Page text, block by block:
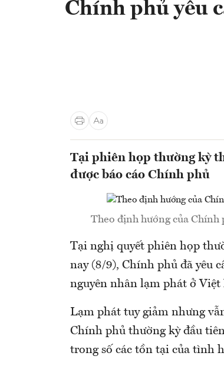
Chính phủ yêu
Tại phiên họp thường kỳ
được báo cáo Chính phủ
Theo định hướng của Chính
Tại nghị quyết phiên họp
nay (8/9), Chính phủ đã yêu
nguyên nhân lạm phát ở Việt
Lạm phát tuy giảm nhưng
Chính phủ thường kỳ đầu
trong số các tồn tại của tình